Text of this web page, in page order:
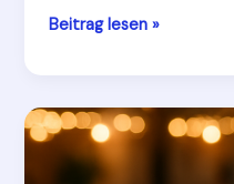
Kulturveranstaltungen,
mit
Easter
Beitrag lesen »